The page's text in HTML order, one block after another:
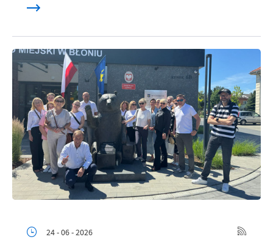
24 - 06 - 2026